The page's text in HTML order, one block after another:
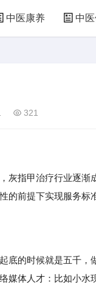
中医康养 中
321
指甲治疗行业逐渐
的前提下实现服务
的时候就是五千，
媒体人才：比如小